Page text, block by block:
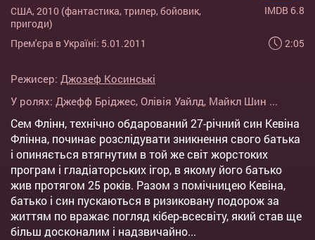
США, 2010 (фантастика, трилер, бойовик,
пригоди)
Прем'єра в Україні: 5.01.2011
IMDB 6.8
2:05
Режисер: Джозеф Косинські
У ролях: Джефф Бріджес, Олівія Уайлд, Майкл Шин ...
Сем Флінн, технічно обдарований 27-річний син Кевіна
Флінна, починає розслідувати зникнення свого батька
і опиняється втягнутим в той же світ жорстоких
програм і гладіаторських ігор, в якому його батько
жив протягом 25 років. Разом з помічницею Кевіна,
батько і син пускаються в ризиковану подорож за
життям по вражає погляд кібер-всесвіту, який став ще
більш досконалим і надзвичайно...